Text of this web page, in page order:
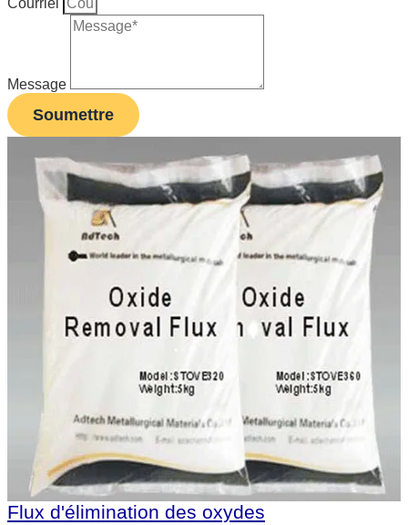
Message
Soumettre
Flux d'élimination des oxydes